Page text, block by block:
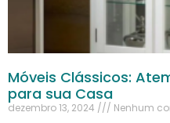
Móveis Clássicos:
para sua Casa
dezembro 13, 2024 Nenhum